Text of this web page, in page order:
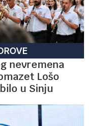
nevremena
Lošo
u Sinju